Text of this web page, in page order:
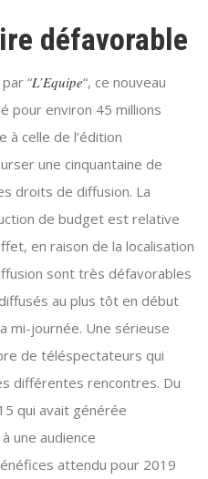
défavorable
“L’Equipe“, ce nouveau
pour environ 45 millions
à celle de l’édition
une cinquantaine de
droits de diffusion. La
de budget est relative
en raison de la localisation
sont très défavorables
au plus tôt en début
mi-journée. Une sérieuse
de téléspectateurs qui
différentes rencontres. Du
qui avait générée
une audience
attendu pour 2019